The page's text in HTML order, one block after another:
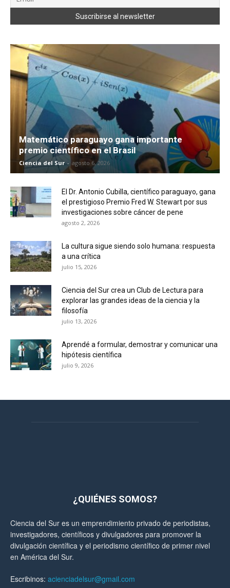
Matemático paraguayo gana importante
premio científico en el Brasil
Ciencia del Sur - agosto 6, 2026
El Dr. Antonio Cubilla, científico paraguayo, gana
el prestigioso Premio Fred W. Stewart por sus
investigaciones sobre cáncer de pene
agosto 2, 2026
La cultura sigue siendo solo humana: respuesta
a una crítica
julio 15, 2026
Ciencia del Sur crea un Club de Lectura para
explorar las grandes ideas de la ciencia y la
filosofía
julio 13, 2026
Aprendé a formular, demostrar y comunicar una
hipótesis científica
julio 9, 2026
¿QUIÉNES SOMOS?
Ciencia del Sur es un emprendimiento privado de periodistas,
investigadores, científicos y divulgadores para promover la
divulgación científica y el periodismo científico de primer nivel
en América del Sur.
Escribinos: acienciadelsur@gmail.com